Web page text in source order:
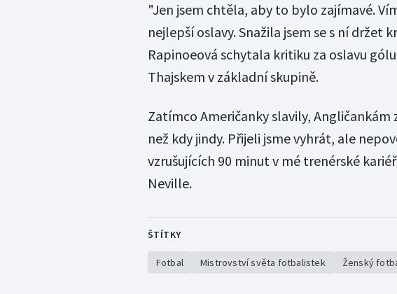
"Jen jsem chtěla, aby to bylo zajímavé.
nejlepší oslavy. Snažila jsem se s ní držet
Rapinoeová schytala kritiku za oslavu
Thajskem v základní skupině.
Zatímco Američanky slavily,
než kdy jindy. Přijeli jsme vyhrát, ale
vzrušujících 90 minut v mé trenérské
Neville.
ŠTÍTKY
Fotbal Mistrovství světa fotbalistek Ženský